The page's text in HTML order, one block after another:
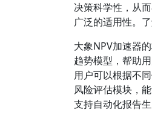
决策科学性，从
广泛的适用性。
大象NPV加速器
趋势模型，帮助
用户可以根据不
风险评估模块，
支持自动化报告